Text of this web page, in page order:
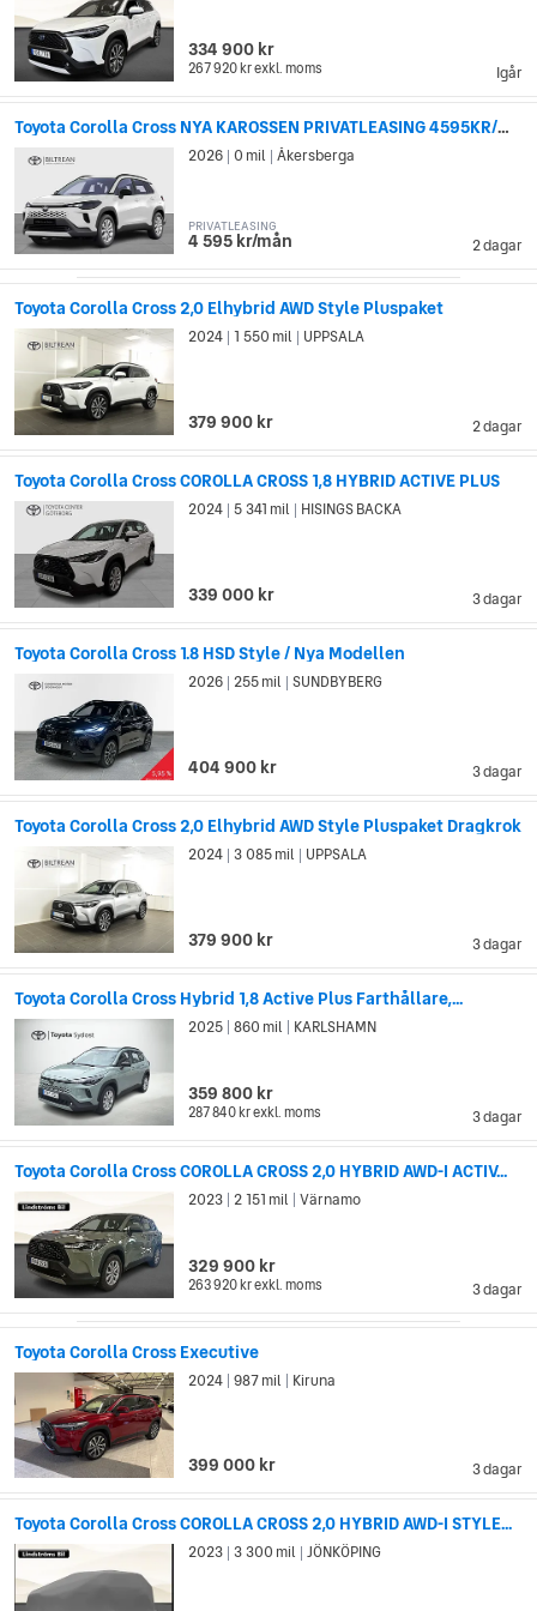
tekniken i flera av deras bilfamiljer, som till exempel Camry och
Lexus. Under April 2016 hade Toyota sålt sammanlagt 9
miljoner hybrida personbilar, där bilfamiljen Prius stod för nära
5.7 miljoner.
Igår
334 900 kr
267 920 krexkl. moms
Toyota Corolla Cross NYA KAROSSEN PRIVATLEASING 4595KR/MÅN
2 dagar
2026 0 mil Åkersberga
PRIVATLEASING
4 595 kr/mån
Toyota Corolla Cross 2,0 Elhybrid AWD Style Pluspaket
2 dagar
2024 1 550 mil UPPSALA
379 900 kr
Toyota Corolla Cross COROLLA CROSS 1,8 HYBRID ACTIVE PLUS
3 dagar
2024 5 341 mil HISINGS BACKA
339 000 kr
Toyota Corolla Cross 1.8 HSD Style / Nya Modellen
3 dagar
2026 255 mil SUNDBYBERG
404 900 kr
Toyota Corolla Cross 2,0 Elhybrid AWD Style Pluspaket Dragkrok
3 dagar
2024 3 085 mil UPPSALA
379 900 kr
Toyota Corolla Cross Hybrid 1,8 Active Plus Farthållare,...
3 dagar
2025 860 mil KARLSHAMN
359 800 kr
287 840 krexkl. moms
Toyota Corolla Cross COROLLA CROSS 2,0 HYBRID AWD-I ACTIV...
3 dagar
2023 2 151 mil Värnamo
329 900 kr
263 920 krexkl. moms
Toyota Corolla Cross Executive
3 dagar
2024 987 mil Kiruna
399 000 kr
Toyota Corolla Cross COROLLA CROSS 2,0 HYBRID AWD-I STYLE...
2023 3 300 mil JÖNKÖPING